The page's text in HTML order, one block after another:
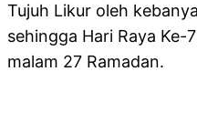
Tujuh Likur oleh
sehingga Hari Raya Ke-
malam 27 Ramadan.